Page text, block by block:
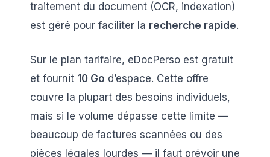
traitement du document (OCR, indexation)
est géré pour faciliter la recherche rapide.
Sur le plan tarifaire, eDocPerso est gratuit
et fournit 10 Go d’espace. Cette offre
couvre la plupart des besoins individuels,
mais si le volume dépasse cette limite —
beaucoup de factures scannées ou des
pièces légales lourdes — il faut prévoir une